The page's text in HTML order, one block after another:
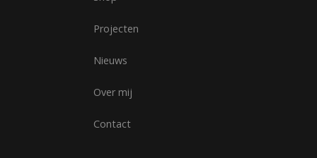
Projecten
Nieuws
Over mij
Contact